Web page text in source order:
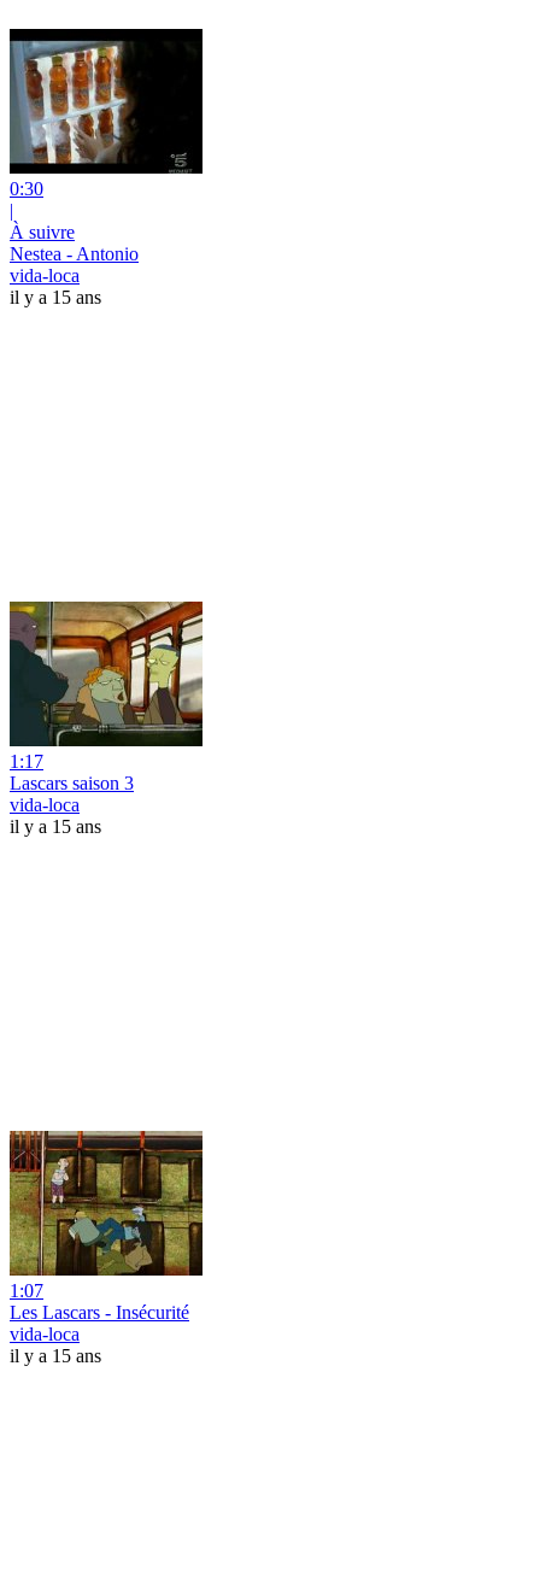
0:30
|
À suivre
Nestea - Antonio
vida-loca
il y a 15 ans
1:17
Lascars saison 3
vida-loca
il y a 15 ans
1:07
Les Lascars - Insécurité
vida-loca
il y a 15 ans